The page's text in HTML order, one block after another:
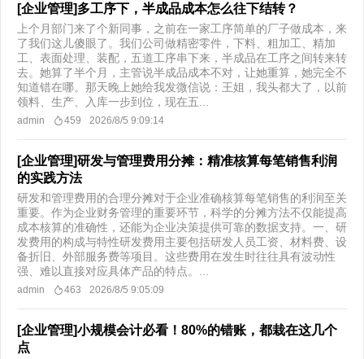
[企业管理]多工序下，半成品成本怎么往下结转？
上个月部门来了个新同事，之前在一家工序简单的厂子做成本，来
了我们这儿傻眼了。我们公司做精密零件，下料、粗加工、精加
工、表面处理、装配，五道工序串下来，半成品在工序之间转来转
去。她算了半个月，主管说半成品成本不对，让她重算，她完全不
知道错在哪。那天晚上她给我发微信说：王姐，我头都大了，以前
领料、生产、入库一步到位，现在五...
admin 459 2026/8/5 9:09:14
[企业管理]研发与管理费用分摊：精准核算每笔销售利润
的实践方法
研发和管理费用的合理分摊对于企业准确核算每笔销售的利润至关
重要。作为企业财务管理的重要环节，科学的分摊方法不仅能提高
成本核算的准确性，还能为企业决策提供可靠的数据支持。一、研
发费用的构成与特性研发费用主要包括研发人员工资、材料费、设
备折旧、外部服务费等项目。这些费用在发生时往往具有波动性
强、难以直接对应具体产品的特点。...
admin 463 2026/8/5 9:05:09
[企业管理]小规模会计必看！80%的错账，都栽在这几个
点